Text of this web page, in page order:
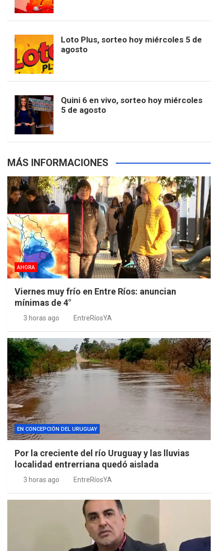
o
k
t
e
r
b
Loto Plus, sorteo hoy miércoles 5 de
agosto
Quini 6 en vivo, sorteo hoy miércoles
5 de agosto
MÁS INFORMACIONES
AHORA
Viernes muy frío en Entre Ríos: anuncian
mínimas de 4°
3 horas ago EntreRíosYA
EN CONCEPCIÓN DEL URUGUAY
Por la creciente del río Uruguay y las lluvias
localidad entrerriana quedó aislada
3 horas ago EntreRíosYA